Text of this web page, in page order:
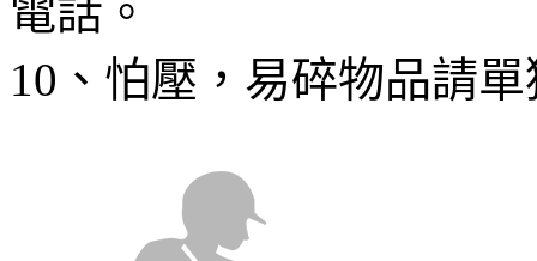
電話。
10、怕壓，易碎物品請